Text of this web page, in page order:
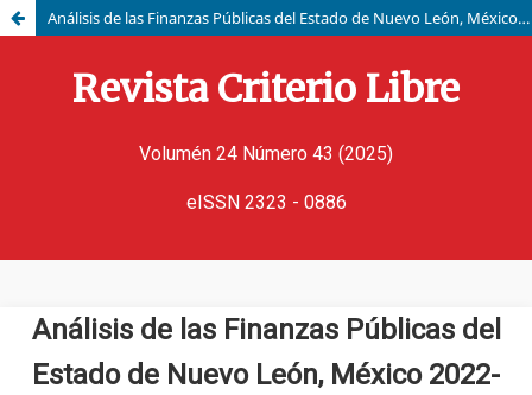
Análisis de las Finanzas Públicas del Estado de Nuevo León, México 2022-2024